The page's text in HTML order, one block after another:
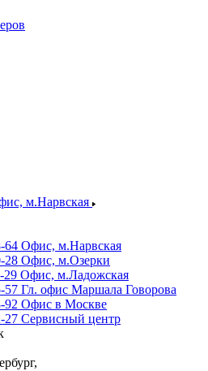
м.Нарвская
64 Офис, м.Нарвская
28 Офис, м.Озерки
29 Офис, м.Ладожская
57 Гл. офис Маршала Говорова
92 Офис в Москве
27 Сервисный центр